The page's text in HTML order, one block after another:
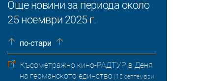
Още новини за периода около
25 ноември 2025 г.
по-стари
Късометражно кино-РАДТУР в Деня
на германското единство (15 септември